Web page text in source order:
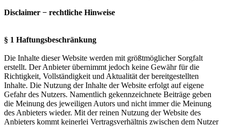
Disclaimer − rechtliche Hinweise
§ 1 Haftungsbeschränkung
Die Inhalte dieser Website werden mit größtmöglicher Sorgfalt
erstellt. Der Anbieter übernimmt jedoch keine Gewähr für die
Richtigkeit, Vollständigkeit und Aktualität der bereitgestellten
Inhalte. Die Nutzung der Inhalte der Website erfolgt auf eigene
Gefahr des Nutzers. Namentlich gekennzeichnete Beiträge geben
die Meinung des jeweiligen Autors und nicht immer die Meinung
des Anbieters wieder. Mit der reinen Nutzung der Website des
Anbieters kommt keinerlei Vertragsverhältnis zwischen dem Nutzer